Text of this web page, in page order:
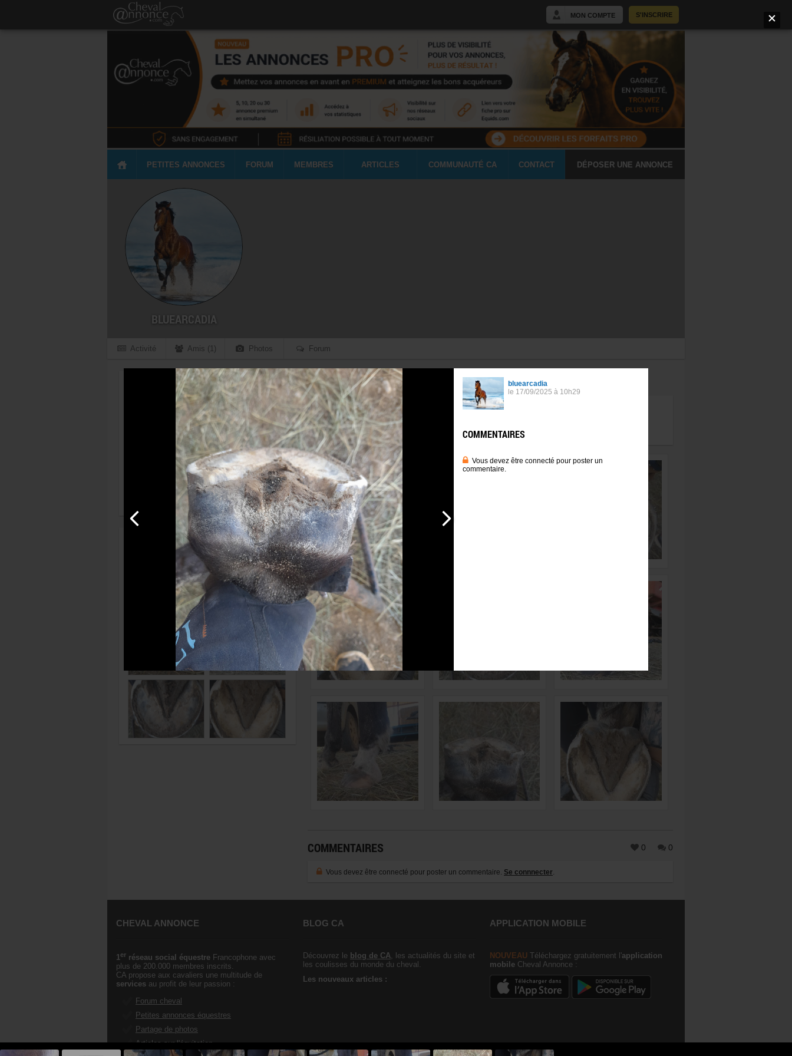
S'INSCRIRE
MON COMPTE
PETITES ANNONCES FORUM MEMBRES ARTICLES COMMUNAUTÉ CA CONTACT DÉPOSER UNE ANNONCE
BLUEARCADIA
Activité Amis (1) Photos Forum
Marine N.
Dernière connexion le 02/07/2026
15/11/1996 - 29 ans
FRANCE Rhône (69)
Membre depuis le 20 mai 2015
Discipline favorite :Dressage
Années d'équitation :
14 ans
Photos récentes
Retour aux albums
Forum
Photos chargées depuis le forum
COMMENTAIRES 0 0
Vous devez être connecté pour poster un commentaire. Se connnecter.
CHEVAL ANNONCE
1er réseau social équestre Francophone avec
plus de 200.000 membres inscrits.
CA propose aux cavaliers une multitude de
services au profit de leur passion :
Forum cheval
Petites annonces équestres
Partage de photos
Articles sur l'équitation
BLOG CA
Découvrez le blog de CA , les actualités du site et
les coulisses du monde du cheval.
Les nouveaux articles :
APPLICATION MOBILE
NOUVEAU Téléchargez gratuitement l'application
mobile Cheval Annonce :